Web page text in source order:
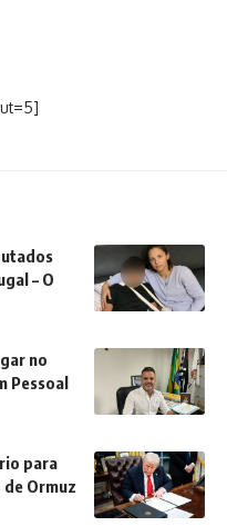
– O
no
Pessoal
para
Ormuz